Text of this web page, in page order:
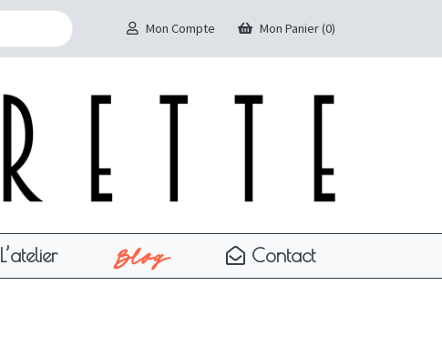
Mon Compte Mon Panier (0)
L’atelier Blog Contact